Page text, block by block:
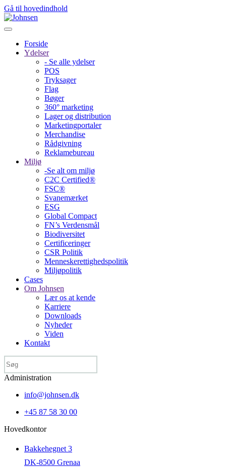
Gå til hovedindhold
Forside
Ydelser
- Se alle ydelser
POS
Tryksager
Flag
Bøger
360° marketing
Lager og distribution
Marketing­portaler
Merchandise
Rådgivning
Reklamebureau
Miljø
-Se alt om miljø
C2C Certified®
FSC®
Svanemærket
ESG
Global Compact
FN’s Verdensmål
Biodiversitet
Certificeringer
CSR Politik
Menneske­rettigheds­politik
Miljøpolitik
Cases
Om Johnsen
Lær os at kende
Karriere
Downloads
Nyheder
Viden
Kontakt
Administration
info@johnsen.dk
+45 87 58 30 00
Hovedkontor
Bakkehegnet 3
DK-8500 Grenaa